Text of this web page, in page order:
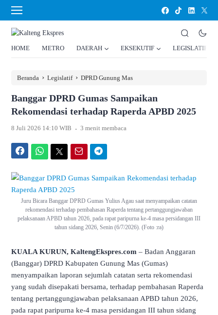
HOME METRO DAERAH EKSEKUTIF LEGISLATIF
Beranda › Legislatif › DPRD Gunung Mas
Banggar DPRD Gumas Sampaikan
Rekomendasi terhadap Raperda APBD 2025
8 Juli 2026 14:10 WIB . 3 menit membaca
Juru Bicara Banggar DPRD Gumas Yulius Agau saat menyampaikan catatan
rekomendasi terhadap pembahasan Raperda tentang pertanggungjawaban
pelaksanaan APBD tahun 2026, pada rapat paripurna ke-4 masa persidangan III
tahun sidang 2026, Senin (6/7/2026). (Foto :ra)
KUALA KURUN, KaltengEkspres.com – Badan Anggaran
(Banggar) DPRD Kabupaten Gunung Mas (Gumas)
menyampaikan laporan sejumlah catatan serta rekomendasi
yang sudah disepakati bersama, terhadap pembahasan Raperda
tentang pertanggungjawaban pelaksanaan APBD tahun 2026,
pada rapat paripurna ke-4 masa persidangan III tahun sidang